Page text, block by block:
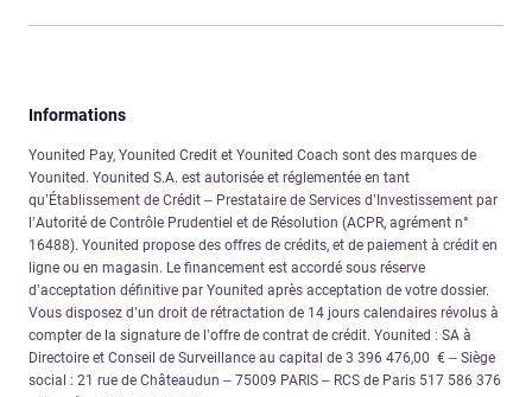
Informations
Younited Pay, Younited Credit et Younited Coach sont des marques de
Younited. Younited S.A. est autorisée et réglementée en tant
qu’Établissement de Crédit – Prestataire de Services d’Investissement par
l’Autorité de Contrôle Prudentiel et de Résolution (ACPR, agrément n°
16488). Younited propose des offres de crédits, et de paiement à crédit en
ligne ou en magasin. Le financement est accordé sous réserve
d’acceptation définitive par Younited après acceptation de votre dossier.
Vous disposez d’un droit de rétractation de 14 jours calendaires révolus à
compter de la signature de l’offre de contrat de crédit. Younited : SA à
Directoire et Conseil de Surveillance au capital de 3 396 476,00 € – Siège
social : 21 rue de Châteaudun – 75009 PARIS – RCS de Paris 517 586 376